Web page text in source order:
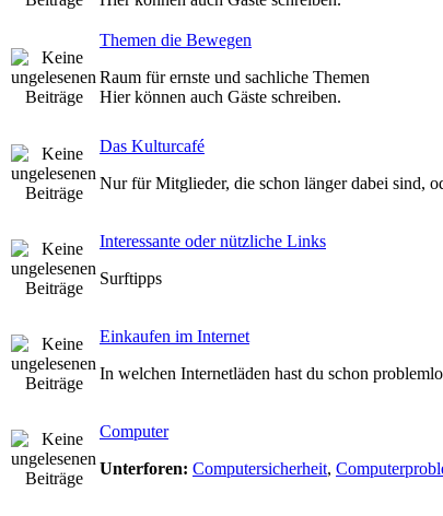
Themen die Bewegen
Raum für ernste und sachliche Themen
Hier können auch Gäste schreiben.
Das Kulturcafé
Nur für Mitglieder, die schon länger dabei sind,
Interessante oder nützliche Links
Surftipps
Einkaufen im Internet
In welchen Internetläden hast du schon
Computer
Unterforen: Computersicherheit,